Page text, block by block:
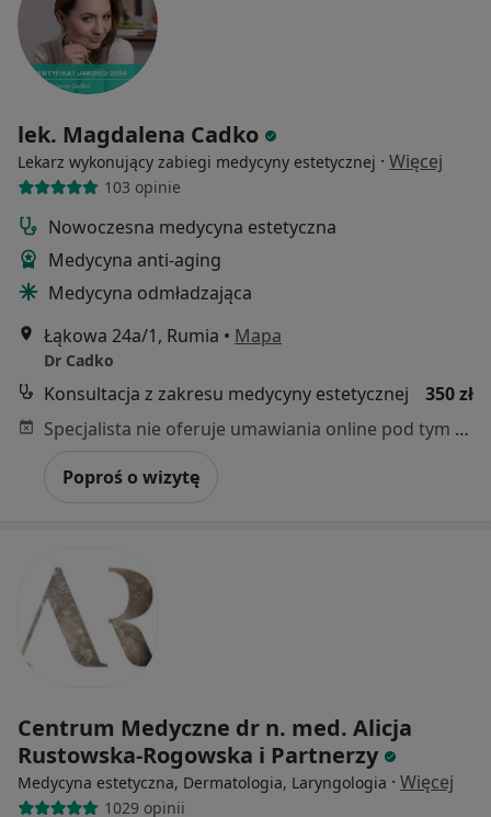
lek. Magdalena Cadko
Lekarz wykonujący zabiegi medycyny estetycznej · Więcej
103 opinie
Nowoczesna medycyna estetyczna
Medycyna anti-aging
Medycyna odmładzająca
Łąkowa 24a/1, Rumia • Mapa
Dr Cadko
Konsultacja z zakresu medycyny estetycznej
350 zł
Specjalista nie oferuje umawiania online pod tym adresem.
Poproś o wizytę
Centrum Medyczne dr n. med. Alicja
Rustowska-Rogowska i Partnerzy
Medycyna estetyczna, Dermatologia, Laryngologia · Więcej
1029 opinii